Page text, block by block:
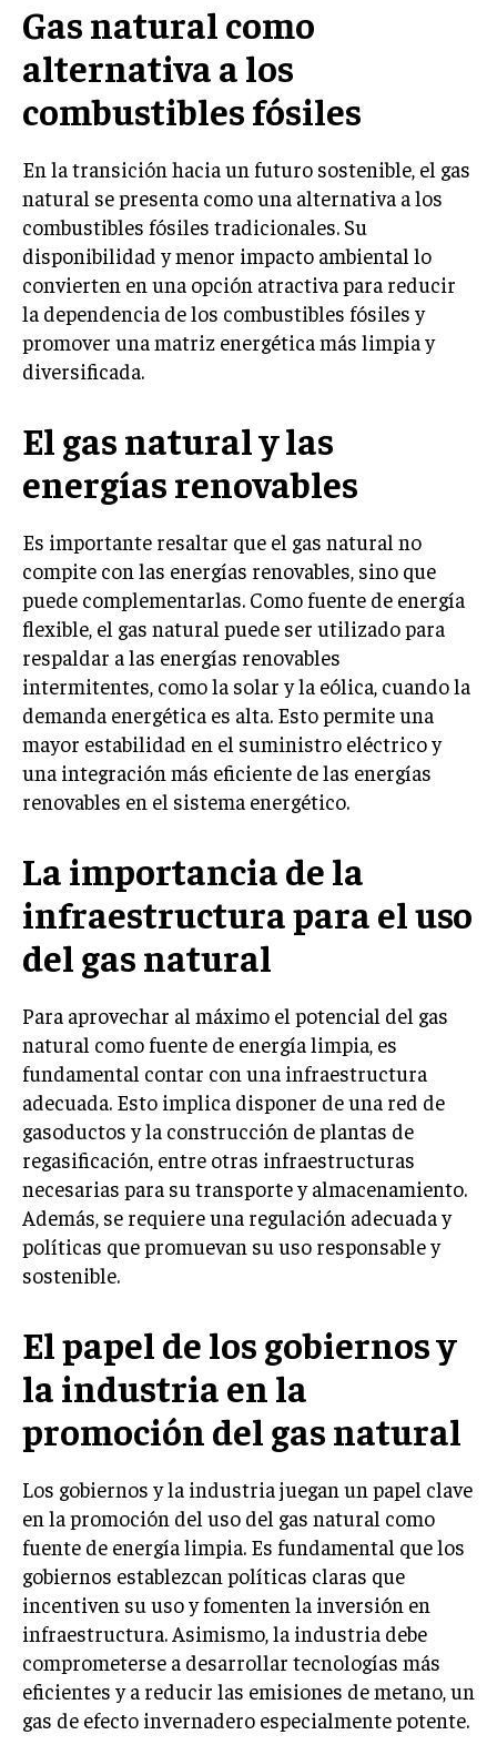
Gas natural como
alternativa a los
combustibles fósiles
En la transición hacia un futuro sostenible, el gas
natural se presenta como una alternativa a los
combustibles fósiles tradicionales. Su
disponibilidad y menor impacto ambiental lo
convierten en una opción atractiva para reducir
la dependencia de los combustibles fósiles y
promover una matriz energética más limpia y
diversificada.
El gas natural y las
energías renovables
Es importante resaltar que el gas natural no
compite con las energías renovables, sino que
puede complementarlas. Como fuente de energía
flexible, el gas natural puede ser utilizado para
respaldar a las energías renovables
intermitentes, como la solar y la eólica, cuando la
demanda energética es alta. Esto permite una
mayor estabilidad en el suministro eléctrico y
una integración más eficiente de las energías
renovables en el sistema energético.
La importancia de la
infraestructura para el uso
del gas natural
Para aprovechar al máximo el potencial del gas
natural como fuente de energía limpia, es
fundamental contar con una infraestructura
adecuada. Esto implica disponer de una red de
gasoductos y la construcción de plantas de
regasificación, entre otras infraestructuras
necesarias para su transporte y almacenamiento.
Además, se requiere una regulación adecuada y
políticas que promuevan su uso responsable y
sostenible.
El papel de los gobiernos y
la industria en la
promoción del gas natural
Los gobiernos y la industria juegan un papel clave
en la promoción del uso del gas natural como
fuente de energía limpia. Es fundamental que los
gobiernos establezcan políticas claras que
incentiven su uso y fomenten la inversión en
infraestructura. Asimismo, la industria debe
comprometerse a desarrollar tecnologías más
eficientes y a reducir las emisiones de metano, un
gas de efecto invernadero especialmente potente.